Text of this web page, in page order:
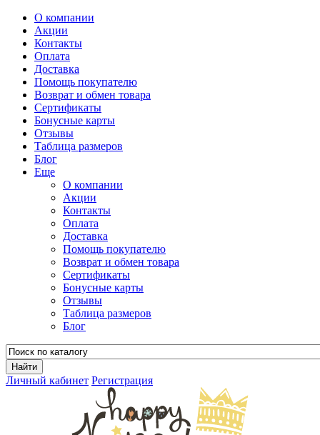
О компании
Акции
Контакты
Оплата
Доставка
Помощь покупателю
Возврат и обмен товара
Сертификаты
Бонусные карты
Отзывы
Таблица размеров
Блог
Еще
О компании
Акции
Контакты
Оплата
Доставка
Помощь покупателю
Возврат и обмен товара
Сертификаты
Бонусные карты
Отзывы
Таблица размеров
Блог
Личный кабинет Регистрация